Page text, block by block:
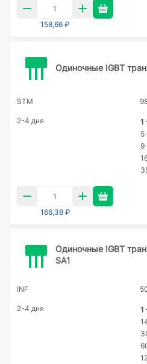
158,66 ₽
Одиночные IGBT
STM
2-4 дня 1
5
9
166,38 ₽
Одиночные IGBT
SA1
INF
2-4 дня 1